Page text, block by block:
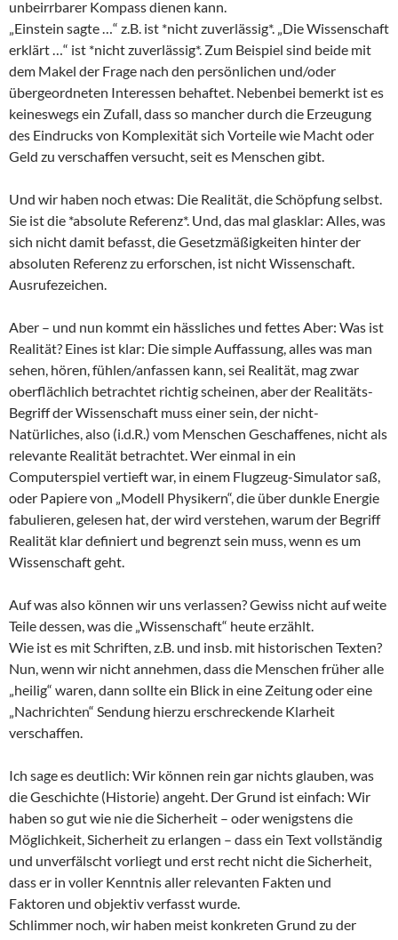
unbeirrbarer Kompass dienen kann.
„Einstein sagte …“ z.B. ist *nicht zuverlässig*. „Die Wissenschaft
erklärt …“ ist *nicht zuverlässig*. Zum Beispiel sind beide mit
dem Makel der Frage nach den persönlichen und/oder
übergeordneten Interessen behaftet. Nebenbei bemerkt ist es
keineswegs ein Zufall, dass so mancher durch die Erzeugung
des Eindrucks von Komplexität sich Vorteile wie Macht oder
Geld zu verschaffen versucht, seit es Menschen gibt.
Und wir haben noch etwas: Die Realität, die Schöpfung selbst.
Sie ist die *absolute Referenz*. Und, das mal glasklar: Alles, was
sich nicht damit befasst, die Gesetzmäßigkeiten hinter der
absoluten Referenz zu erforschen, ist nicht Wissenschaft.
Ausrufezeichen.
Aber – und nun kommt ein hässliches und fettes Aber: Was ist
Realität? Eines ist klar: Die simple Auffassung, alles was man
sehen, hören, fühlen/anfassen kann, sei Realität, mag zwar
oberflächlich betrachtet richtig scheinen, aber der Realitäts-
Begriff der Wissenschaft muss einer sein, der nicht-
Natürliches, also (i.d.R.) vom Menschen Geschaffenes, nicht als
relevante Realität betrachtet. Wer einmal in ein
Computerspiel vertieft war, in einem Flugzeug-Simulator saß,
oder Papiere von „Modell Physikern“, die über dunkle Energie
fabulieren, gelesen hat, der wird verstehen, warum der Begriff
Realität klar definiert und begrenzt sein muss, wenn es um
Wissenschaft geht.
Auf was also können wir uns verlassen? Gewiss nicht auf weite
Teile dessen, was die „Wissenschaft“ heute erzählt.
Wie ist es mit Schriften, z.B. und insb. mit historischen Texten?
Nun, wenn wir nicht annehmen, dass die Menschen früher alle
„heilig“ waren, dann sollte ein Blick in eine Zeitung oder eine
„Nachrichten“ Sendung hierzu erschreckende Klarheit
verschaffen.
Ich sage es deutlich: Wir können rein gar nichts glauben, was
die Geschichte (Historie) angeht. Der Grund ist einfach: Wir
haben so gut wie nie die Sicherheit – oder wenigstens die
Möglichkeit, Sicherheit zu erlangen – dass ein Text vollständig
und unverfälscht vorliegt und erst recht nicht die Sicherheit,
dass er in voller Kenntnis aller relevanten Fakten und
Faktoren und objektiv verfasst wurde.
Schlimmer noch, wir haben meist konkreten Grund zu der